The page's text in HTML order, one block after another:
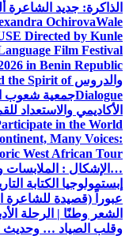
الذاكرة: جديد الشاعرة
OchirovaWale
Directed by Kunle
Film Festival
in Benin Republic.
والدروسthe Spirit of
Dialogueجمعية شعوب
الأكاديمي والاستعداد
in the World
Many Voices:
West African Tour
…الإشكال : الملابسات
إبستمولوجيا الكتابة
عبوراً (قصيدة للشاعرة
الشعر وطنًا | الرحلة
وقلب الصياد … وحديث